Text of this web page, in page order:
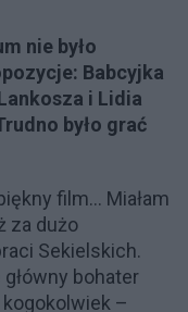
nie było
Babcyjka
i Lidia
było grać
film... Miałam
za dużo
Sekielskich.
bohater
–